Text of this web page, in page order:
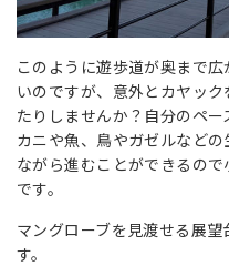
このように遊歩道が奥まで
いのですが、意外とカヤッ
たりしませんか？自分のペ
カニや魚、鳥やガゼルなど
ながら進むことができるの
です。
マングローブを見渡せる展
す。